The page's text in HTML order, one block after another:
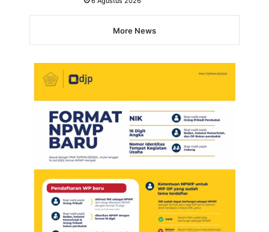
More News